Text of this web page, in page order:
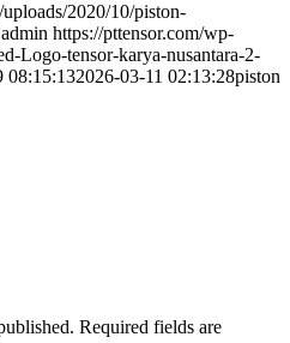
2020/10/piston-
admin https://pttensor.com/wp-
Logo-tensor-karya-nusantara-2-
08:15:132026-03-11 02:13:28piston
Required fields are